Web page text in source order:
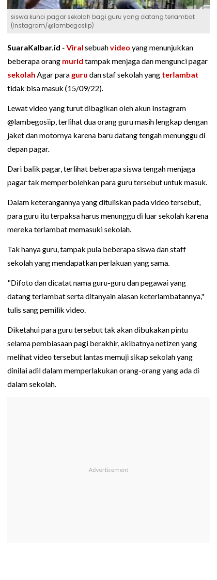
siswa kunci pagar sekolah bagi guru yang datang terlambat
(Instagram/@lambegosiip)
SuaraKalbar.id - Viral sebuahvideo yang menunjukkan
beberapa orang murid tampak menjaga dan mengunci pagar
sekolah Agar para guru dan staf sekolah yang terlambat
tidak bisa masuk (15/09/22).
Lewat video yang turut dibagikan oleh akun Instagram
@lambegosiip, terlihat dua orang guru masih lengkap dengan
jaket dan motornya karena baru datang tengah menunggu di
depan pagar.
Dari balik pagar, terlihat beberapa siswa tengah menjaga
pagar tak memperbolehkan para guru tersebut untuk masuk.
Dalam keterangannya yang dituliskan pada video tersebut,
para guru itu terpaksa harus menunggu di luar sekolah karena
mereka terlambat memasuki sekolah.
Tak hanya guru, tampak pula beberapa siswa dan staff
sekolah yang mendapatkan perlakuan yang sama.
"Difoto dan dicatat nama guru-guru dan pegawai yang
datang terlambat serta ditanyain alasan keterlambatannya,"
tulis sang pemilik video.
Diketahui para guru tersebut tak akan dibukakan pintu
selama pembiasaan pagi berakhir, akibatnya netizen yang
melihat video tersebut lantas memuji sikap sekolah yang
dinilai adil dalam memperlakukan orang-orang yang ada di
dalam sekolah.